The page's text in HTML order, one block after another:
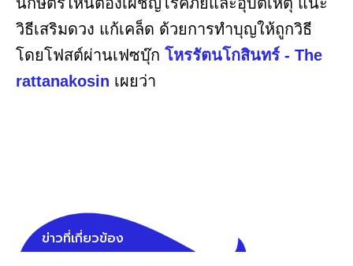
วิธีเสริมดวง แก้เคล็ด ด้วยการทำบุญให้ถูกวิธี
โดยโฟสต์ผ่านเฟซบุ๊ก โหรรัตนโกสินทร์ - The
rattanakosin เผยว่า
ข่าวที่เกี่ยวข้อง